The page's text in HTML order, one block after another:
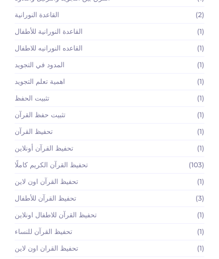
القاعدة النورانية
(2)
القاعدة النورانية للأطفال
(1)
القاعده النورانيه للاطفال
(1)
المدود في التجويد
(1)
اهمية تعلم التجويد
(1)
تثبيت الحفظ
(1)
تثبيت حفظ القرآن
(1)
تحفيظ القرآن
(1)
تحفيظ القرآن أونلاين
(1)
تحفيظ القرآن الكريم كاملًا
(103)
تحفيظ القرآن اون لاين
(1)
تحفيظ القرآن للأطفال
(3)
تحفيظ القرآن للاطفال اونلاين
(1)
تحفيظ القرآن للنساء
(1)
تحفيظ القران اون لاين
(1)